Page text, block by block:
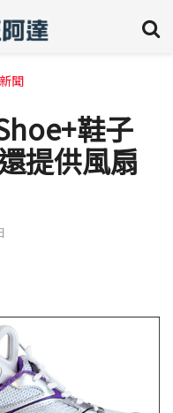
聞
鞋子
提供風扇